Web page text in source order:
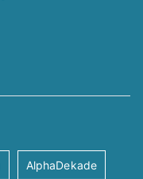
AlphaDekade